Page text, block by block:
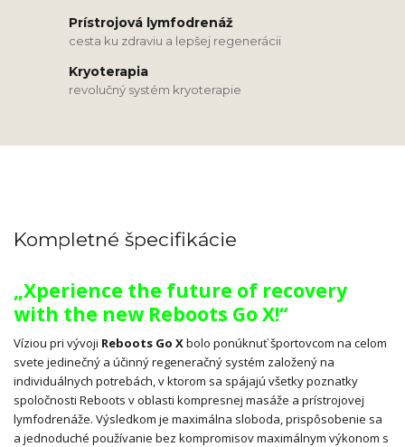
Prístrojová lymfodrenáž
cesta ku zdraviu a lepšej regenerácii
Kryoterapia
revolučný systém kryoterapie
Kompletné špecifikácie
„Xperience the future of recovery
with the new Reboots Go X!“
Víziou pri vývoji Reboots Go Xbolo ponúknuť športovcom na celom
svete jedinečný a účinný regeneračný systém založený na
individuálnych potrebách, v ktorom sa spájajú všetky poznatky
spoločnosti Reboots v oblasti kompresnej masáže a prístrojovej
lymfodrenáže. Výsledkom je maximálna sloboda, prispôsobenie sa
a jednoduché používanie bez kompromisov maximálnym výkonom s